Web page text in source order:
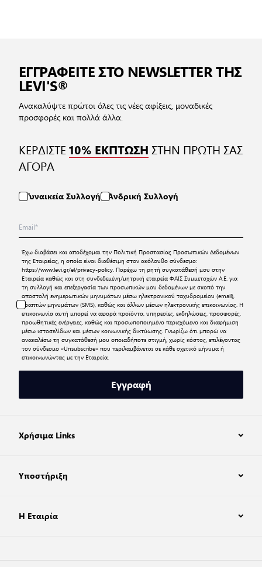
ΕΓΓΡΑΦΕΙΤΕ ΣΤΟ NEWSLETTER ΤΗΣ
LEVI'S®
Ανακαλύψτε πρώτοι όλες τις νέες αφίξεις, μοναδικές
προσφορές και πολλά άλλα.
ΚΕΡΔΙΣΤΕ10% ΕΚΠΤΩΣΗ ΣΤΗΝ ΠΡΩΤΗ ΣΑΣ
ΑΓΟΡΑ
Γυναικεία Συλλογή Ανδρική Συλλογή
Έχω διαβάσει και αποδέχομαι την Πολιτική Προστασίας Προσωπικών Δεδομένων
της Εταιρείας, η οποία είναι διαθέσιμη στον ακόλουθο σύνδεσμο:
https://www.levi.gr/el/privacy-policy. Παρέχω τη ρητή συγκατάθεσή μου στην
Εταιρεία καθώς και στη συνδεδεμένη/μητρική εταιρεία ΦΑΙΣ Συμμετοχών Α.Ε. για
τη συλλογή και επεξεργασία των προσωπικών μου δεδομένων με σκοπό την
αποστολή ενημερωτικών μηνυμάτων μέσω ηλεκτρονικού ταχυδρομείου (email),
γραπτών μηνυμάτων (SMS), καθώς και άλλων μέσων ηλεκτρονικής επικοινωνίας. Η
επικοινωνία αυτή μπορεί να αφορά προϊόντα, υπηρεσίες, εκδηλώσεις, προσφορές,
προωθητικές ενέργειες, καθώς και προσωποποιημένο περιεχόμενο και διαφήμιση
μέσω ιστοσελίδων και μέσων κοινωνικής δικτύωσης. Γνωρίζω ότι μπορώ να
ανακαλέσω τη συγκατάθεσή μου οποιαδήποτε στιγμή, χωρίς κόστος, επιλέγοντας
τον σύνδεσμο «Unsubscribe» που περιλαμβάνεται σε κάθε σχετικό μήνυμα ή
επικοινωνώντας με την Εταιρεία.
Εγγραφή
Χρήσιμα Links
Υποστήριξη
Η Εταιρία